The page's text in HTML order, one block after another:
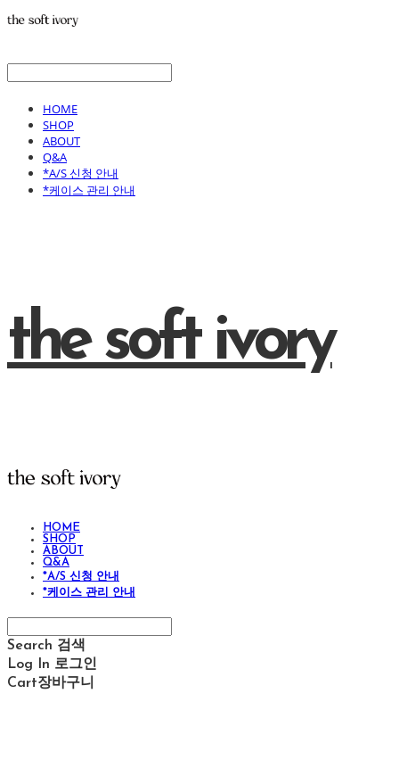
HOME
SHOP
ABOUT
Q&A
*A/S 신청 안내
*케이스 관리 안내
the soft ivory
HOME
SHOP
ABOUT
Q&A
*A/S 신청 안내
*케이스 관리 안내
Search 검색
Log In 로그인
Cart장바구니